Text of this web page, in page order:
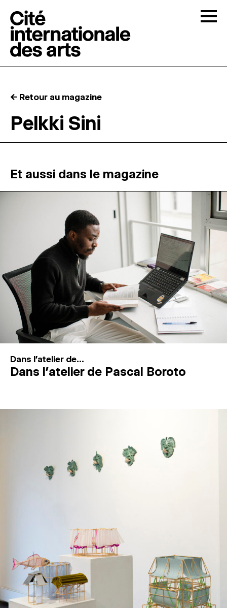
RÉSIDENCES ↓
ATELIERS OUVERTS
ESPACES DE PRATIQUE ARTISTIQUE ↓
Recherche
Connexion
↓
← Retour au magazine
Pelkki Sini
Et aussi dans le magazine
Dans l'atelier de...
Dans l’atelier de Pascal Boroto